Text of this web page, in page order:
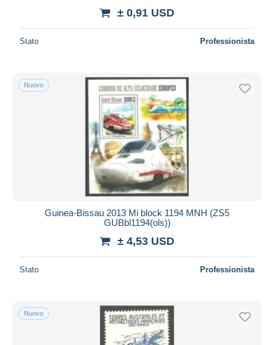
± 0,91 USD
Stato Professionista
Nuovo
Guinea-Bissau 2013 Mi block 1194 MNH (ZS5
GUBbl1194(ols))
± 4,53 USD
Stato Professionista
Nuovo